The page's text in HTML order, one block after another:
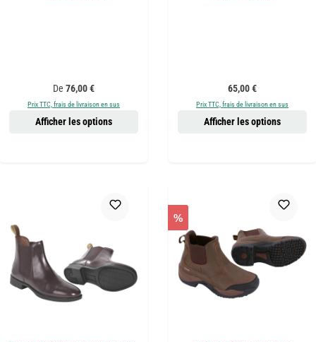
Prix régulier :
De 76,00 €
Prix TTC, frais de livraison en sus
Afficher les options
Prix régulier :
65,00 €
Prix TTC, frais de livraison en sus
Afficher les options
%